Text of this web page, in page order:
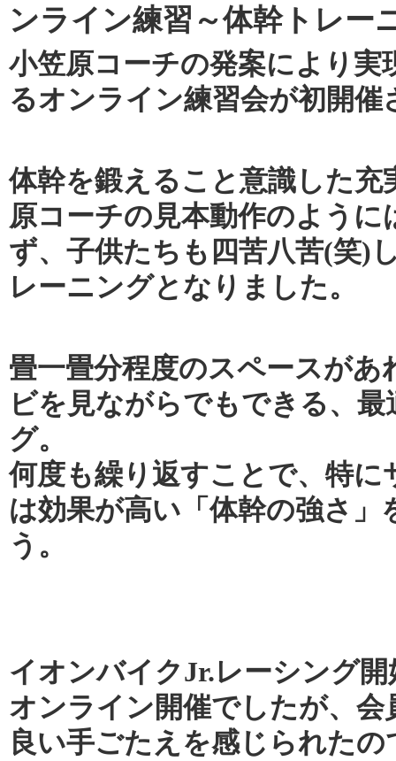
ンライン練習～体幹トレー
小笠原コーチの発案により
るオンライン練習会が初開催
体幹を鍛えること意識した充
原コーチの見本動作のよう
ず、子供たちも四苦八苦(笑)
レーニングとなりました。
畳一畳分程度のスペースがあ
ビを見ながらでもできる、
グ。
何度も繰り返すことで、特
は効果が高い「体幹の強さ」
う。
イオンバイクJr.レーシング
オンライン開催でしたが、
良い手ごたえを感じられた